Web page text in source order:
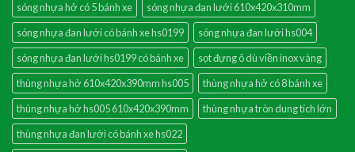
sóng nhựa hở có 5 bánh xe
sóng nhựa đan lưới 610x420x310mm
sóng nhựa đan lưới có bánh xe hs0199
sóng nhựa đan lưới hs004
sóng nhựa đan lưới hs0199 có bánh xe
sọt đựng ô dù viền inox vàng
thùng nhựa hở 610x420x390mm hs005
thùng nhựa hở có 8 bánh xe
thùng nhựa hở hs005 610x420x390mm
thùng nhựa tròn dung tích lớn
thùng nhựa đan lưới có bánh xe hs022